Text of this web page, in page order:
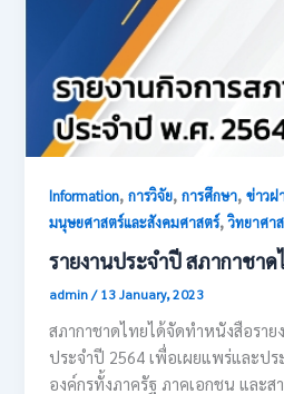
Information,การวิจัย,การศึกษา,ข่าวฝ
มนุษยศาสตร์และสังคมศาสตร์,วิทยาศา
รายงานประจำปี สภากาชา
admin/13 January, 2023
สภากาชาดไทยได้จัดทำหนังสือราย
ประจำปี 2564 เพื่อเผยแพร่และป
องค์กรทั้งภาครัฐ ภาคเอกชน และส